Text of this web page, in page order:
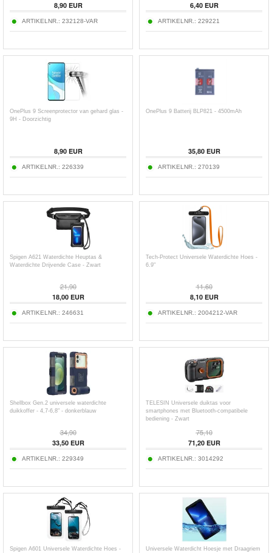
8,90EUR
ARTIKELNR.: 232128-VAR
6,40EUR
ARTIKELNR.: 229221
OnePlus 9 Screenprotector van gehard glas -
9H - Doorzichtig
8,90EUR
ARTIKELNR.: 226339
OnePlus 9 Batterij BLP821 - 4500mAh
35,80EUR
ARTIKELNR.: 270139
Spigen A621 Waterdichte Heuptas &
Waterdichte Drijvende Case - Zwart
21,90
18,00EUR
ARTIKELNR.: 246631
Tech-Protect Universele Waterdichte Hoes -
6.9"
11,60
8,10EUR
ARTIKELNR.: 2004212-VAR
Shellbox Gen.2 universele waterdichte
duikkoffer - 4,7-6,8" - donkerblauw
34,90
33,50EUR
ARTIKELNR.: 229349
TELESIN Universele duiktas voor
smartphones met Bluetooth-compatibele
bediening - Zwart
75,10
71,20EUR
ARTIKELNR.: 3014292
Spigen A601 Universele Waterdichte Hoes -
Universele Waterdicht Hoesje met Draagriem